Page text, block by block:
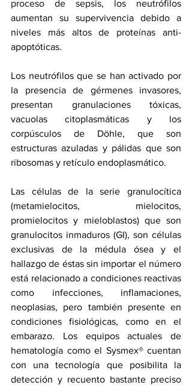
proceso de sepsis, los neutrófilos
aumentan su supervivencia debido a
niveles más altos de proteínas anti-
apoptóticas.
Los neutrófilos que se han activado por
la presencia de gérmenes invasores,
presentan granulaciones tóxicas,
vacuolas citoplasmáticas y los
corpúsculos de Döhle, que son
estructuras azuladas y pálidas que son
ribosomas y retículo endoplasmático.
Las células de la serie granulocítica
(metamielocitos, mielocitos,
promielocitos y mieloblastos) que son
granulocitos inmaduros (GI), son células
exclusivas de la médula ósea y el
hallazgo de éstas sin importar el número
está relacionado a condiciones reactivas
como infecciones, inflamaciones,
neoplasias, pero también presente en
condiciones fisiológicas, como en el
embarazo. Los equipos actuales de
hematología como el Sysmex® cuentan
con una tecnología que posibilita la
detección y recuento bastante preciso